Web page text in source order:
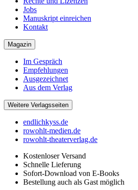
Jobs
Manuskript einreichen
Kontakt
Magazin
Im Gespräch
Empfehlungen
Ausgezeichnet
Aus dem Verlag
Weitere Verlagsseiten
endlichkyss.de
rowohlt-medien.de
rowohlt-theaterverlag.de
Kostenloser Versand
Schnelle Lieferung
Sofort-Download von E-Books
Bestellung auch als Gast möglich